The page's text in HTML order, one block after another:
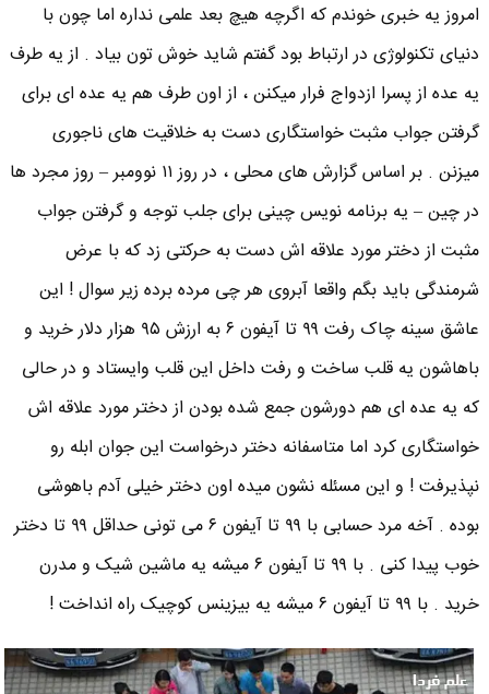
امروز یه خبری خوندم که اگرچه هیچ بعد علمی نداره اما چون با
دنیای تکنولوژی در ارتباط بود گفتم شاید خوش تون بیاد . از یه طرف
یه عده از پسرا ازدواج فرار میکنن ، از اون طرف هم یه عده ای برای
گرفتن جواب مثبت خواستگاری دست به خلاقیت های ناجوری
میزنن . بر اساس گزارش های محلی ، در روز ۱۱ نوومبر – روز مجرد ها
در چین – یه برنامه نویس چینی برای جلب توجه و گرفتن جواب
مثبت از دختر مورد علاقه اش دست به حرکتی زد که با عرض
شرمندگی باید بگم واقعا آبروی هر چی مرده برده زیر سوال ! این
عاشق سینه چاک رفت ۹۹ تا آیفون ۶ به ارزش ۹۵ هزار دلار خرید و
باهاشون یه قلب ساخت و رفت داخل این قلب وایستاد و در حالی
که یه عده ای هم دورشون جمع شده بودن از دختر مورد علاقه اش
خواستگاری کرد اما متاسفانه دختر درخواست این جوان ابله رو
نپذیرفت ! و این مسئله نشون میده اون دختر خیلی آدم باهوشی
بوده . آخه مرد حسابی با ۹۹ تا آیفون ۶ می تونی حداقل ۹۹ تا دختر
خوب پیدا کنی . با ۹۹ تا آیفون ۶ میشه یه ماشین شیک و مدرن
خرید . با ۹۹ تا آیفون ۶ میشه یه بیزینس کوچیک راه انداخت !